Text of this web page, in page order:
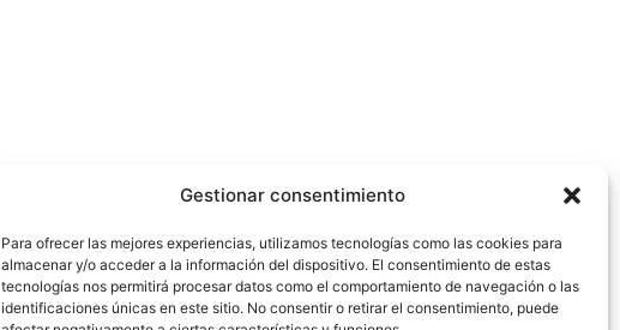
Gestionar consentimiento
Para ofrecer las mejores experiencias, utilizamos tecnologías como las cookies para
almacenar y/o acceder a la información del dispositivo. El consentimiento de estas
tecnologías nos permitirá procesar datos como el comportamiento de navegación o las
identificaciones únicas en este sitio. No consentir o retirar el consentimiento, puede